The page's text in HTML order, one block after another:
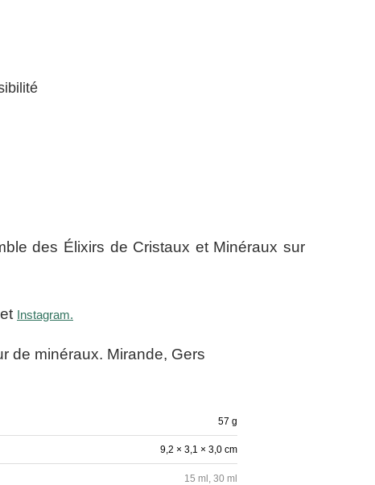
des Élixirs de Cristaux et Minéraux sur
et Instagram.
de minéraux. Mirande, Gers
57 g
9,2 × 3,1 × 3,0 cm
15 ml, 30 ml